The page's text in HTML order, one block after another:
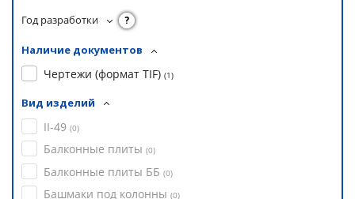
Год разработки ?
Наличие документов
Чертежи (формат TIF) (1)
Вид изделий
II-49 (0)
Балконные плиты (0)
Балконные плиты ББ (0)
Башмаки под колонны (0)